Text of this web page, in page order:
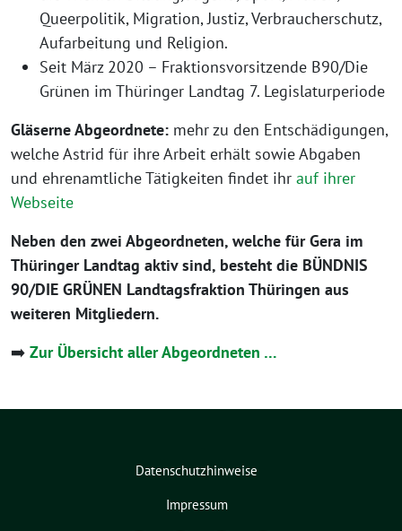
Queerpolitik, Migration, Justiz, Verbraucherschutz,
Aufarbeitung und Religion.
Seit März 2020 – Fraktionsvorsitzende B90/Die
Grünen im Thüringer Landtag 7. Legislaturperiode
Gläserne Abgeordnete: mehr zu den Entschädigungen,
welche Astrid für ihre Arbeit erhält sowie Abgaben
und ehrenamtliche Tätigkeiten findet ihr auf ihrer
Webseite
Neben den zwei Abgeordneten, welche für Gera im
Thüringer Landtag aktiv sind, besteht die BÜNDNIS
90/DIE GRÜNEN Landtagsfraktion Thüringen aus
weiteren Mitgliedern.
➡️ Zur Übersicht aller Abgeordneten …
Datenschutzhinweise
Impressum